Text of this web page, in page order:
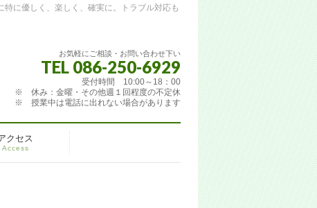
に優しく、楽しく、確実に。トラブル対応も
お気軽にご相談・お問い合わせ下い
TEL 086-250-6929
受付時間 10:00～18：00
※ 休み：金曜・その他週１回程度の不定休
※ 授業中は電話に出れない場合があります
クセス
Access